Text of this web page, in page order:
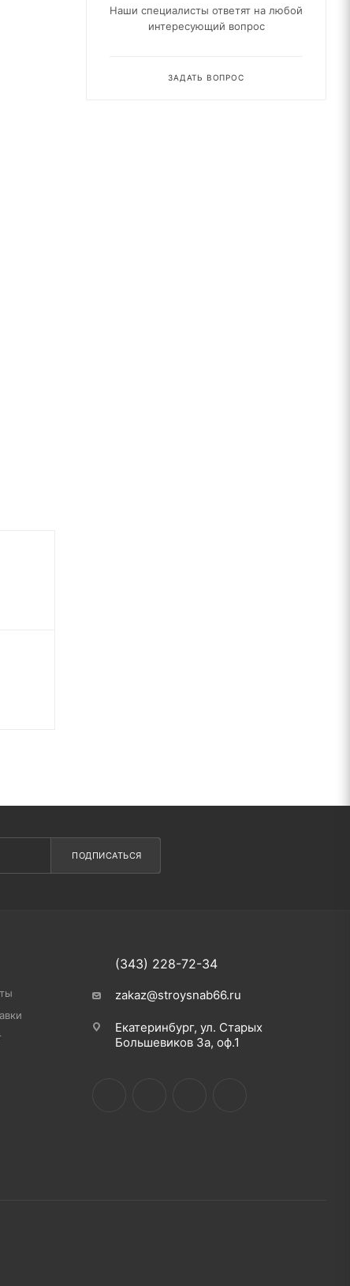
Наши специалисты ответят на любой
интересующий вопрос
ЗАДАТЬ ВОПРОС
ПОДПИСАТЬСЯ
(343) 228-72-34
zakaz@stroysnab66.ru
Екатеринбург, ул. Старых
Большевиков 3а, оф.1